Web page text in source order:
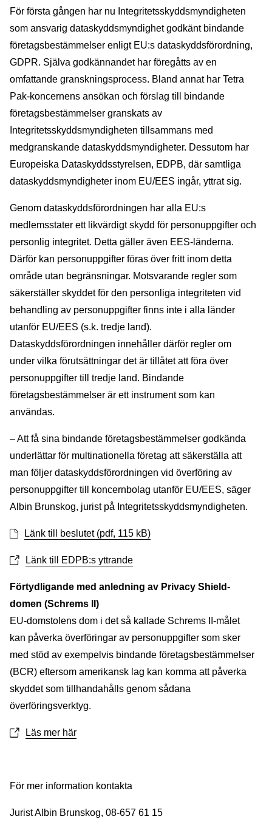
För första gången har nu Integritetsskyddsmyndigheten
som ansvarig dataskyddsmyndighet godkänt bindande
företagsbestämmelser enligt EU:s dataskyddsförordning,
GDPR. Själva godkännandet har föregåtts av en
omfattande granskningsprocess. Bland annat har Tetra
Pak-koncernens ansökan och förslag till bindande
företagsbestämmelser granskats av
Integritetsskyddsmyndigheten tillsammans med
medgranskande dataskyddsmyndigheter. Dessutom har
Europeiska Dataskyddsstyrelsen, EDPB, där samtliga
dataskyddsmyndigheter inom EU/EES ingår, yttrat sig.
Genom dataskyddsförordningen har alla EU:s
medlemsstater ett likvärdigt skydd för personuppgifter och
personlig integritet. Detta gäller även EES-länderna.
Därför kan personuppgifter föras över fritt inom detta
område utan begränsningar. Motsvarande regler som
säkerställer skyddet för den personliga integriteten vid
behandling av personuppgifter finns inte i alla länder
utanför EU/EES (s.k. tredje land).
Dataskyddsförordningen innehåller därför regler om
under vilka förutsättningar det är tillåtet att föra över
personuppgifter till tredje land. Bindande
företagsbestämmelser är ett instrument som kan
användas.
– Att få sina bindande företagsbestämmelser godkända
underlättar för multinationella företag att säkerställa att
man följer dataskyddsförordningen vid överföring av
personuppgifter till koncernbolag utanför EU/EES, säger
Albin Brunskog, jurist på Integritetsskyddsmyndigheten.
Länk till beslutet (pdf, 115 kB)
Länk till EDPB:s yttrande
Förtydligande med anledning av Privacy Shield-
domen (Schrems II)
EU-domstolens dom i det så kallade Schrems II-målet
kan påverka överföringar av personuppgifter som sker
med stöd av exempelvis bindande företagsbestämmelser
(BCR) eftersom amerikansk lag kan komma att påverka
skyddet som tillhandahålls genom sådana
överföringsverktyg.
Läs mer här
För mer information kontakta
Jurist Albin Brunskog, 08-657 61 15